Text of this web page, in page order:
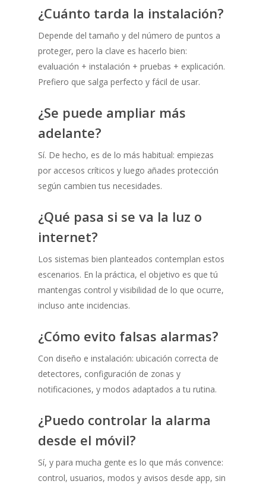
¿Cuánto tarda la instalación?
Depende del tamaño y del número de puntos a
proteger, pero la clave es hacerlo bien:
evaluación + instalación + pruebas + explicación.
Prefiero que salga perfecto y fácil de usar.
¿Se puede ampliar más
adelante?
Sí. De hecho, es de lo más habitual: empiezas
por accesos críticos y luego añades protección
según cambien tus necesidades.
¿Qué pasa si se va la luz o
internet?
Los sistemas bien planteados contemplan estos
escenarios. En la práctica, el objetivo es que tú
mantengas control y visibilidad de lo que ocurre,
incluso ante incidencias.
¿Cómo evito falsas alarmas?
Con diseño e instalación: ubicación correcta de
detectores, configuración de zonas y
notificaciones, y modos adaptados a tu rutina.
¿Puedo controlar la alarma
desde el móvil?
Sí, y para mucha gente es lo que más convence:
control, usuarios, modos y avisos desde app, sin